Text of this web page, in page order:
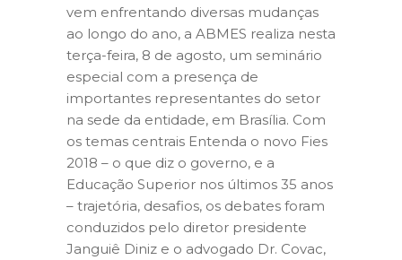
vem enfrentando diversas mudanças
ao longo do ano, a ABMES realiza nesta
terça-feira, 8 de agosto, um seminário
especial com a presença de
importantes representantes do setor
na sede da entidade, em Brasília. Com
os temas centrais Entenda o novo Fies
2018 – o que diz o governo, e a
Educação Superior nos últimos 35 anos
– trajetória, desafios, os debates foram
conduzidos pelo diretor presidente
Janguiê Diniz e o advogado Dr. Covac,